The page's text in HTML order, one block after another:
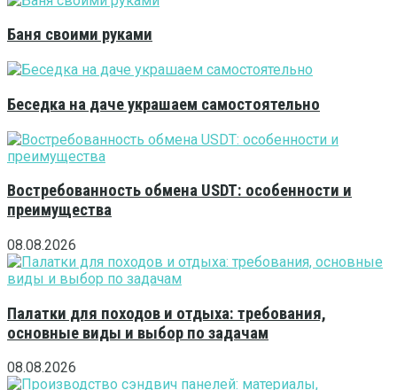
Баня своими руками
Беседка на даче украшаем самостоятельно
Востребованность обмена USDT: особенности и
преимущества
08.08.2026
Палатки для походов и отдыха: требования,
основные виды и выбор по задачам
08.08.2026